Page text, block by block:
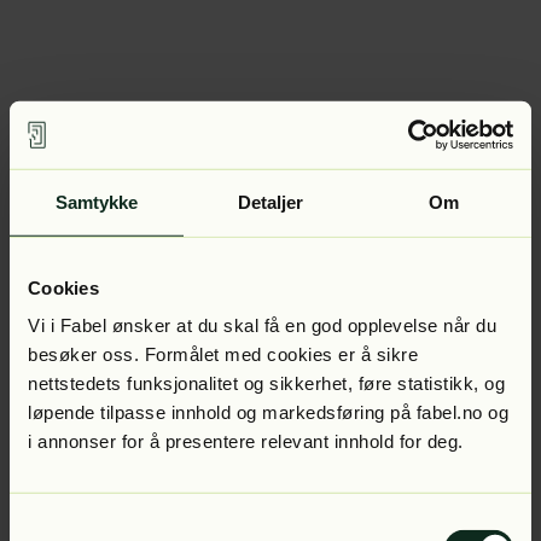
Samtykke Detaljer Om
Cookies
Vi i Fabel ønsker at du skal få en god opplevelse når du
besøker oss. Formålet med cookies er å sikre
nettstedets funksjonalitet og sikkerhet, føre statistikk, og
løpende tilpasse innhold og markedsføring på fabel.no og
i annonser for å presentere relevant innhold for deg.